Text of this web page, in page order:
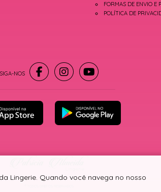
FORMAS DE ENVIO E
POLÍTICA DE
Lingerie. Quando você navega no nosso